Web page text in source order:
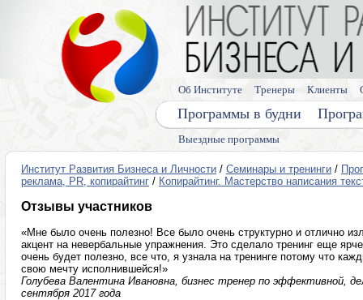
Выездные программы
Программы в будни
Об Институте Тренеры Клиенты
Институт Развития Бизнеса и Личности / Семинары и тренинги /
реклама, PR, копирайтинг / Копирайтинг. Мастерство написания
Отзывы участников
«Мне было очень полезно! Все было очень структурно и отлично
акцент на невербальные упражнения. Это сделало тренинг еще
очень будет полезно, все что, я узнала на тренинге потому что
свою мечту исполнившейся!»
Голубева Валентина Ивановна, бизнес тренер по эффективной,
сентября 2017 года